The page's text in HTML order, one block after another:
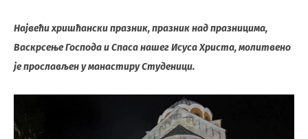
Највећи хришћански празник, празник над празницима,
Васкрсење Господа и Спаса нашег Исуса Христа, молитвено
је прослављен у манастиру Студеници.